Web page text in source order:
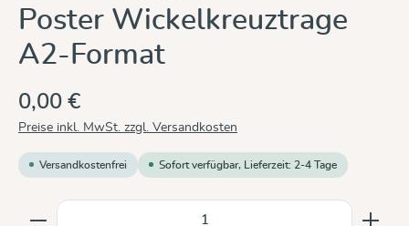
Durchschnittliche Bewertung von 0 von 5 Sternen
Poster Wickelkreuztrage
A2-Format
0,00 €
Preise inkl. MwSt. zzgl. Versandkosten
Versandkostenfrei Sofort verfügbar, Lieferzeit: 2-4 Tage
Produkt Anzahl: Gib den gewünschten Wert ein